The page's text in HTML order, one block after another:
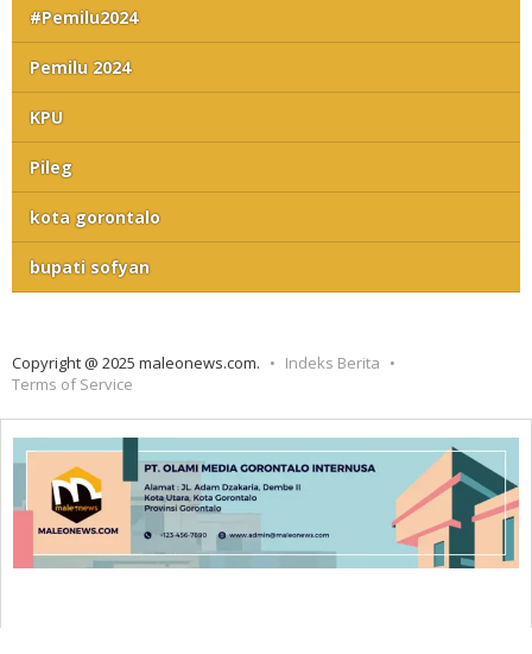
#Pemilu2024
Pemilu 2024
KPU
Pileg
kota gorontalo
bupati sofyan
Copyright @ 2025 maleonews.com.
Indeks Berita
Terms of Service